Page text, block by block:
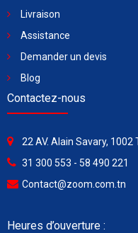
Livraison
Assistance
Demander un devis
Blog
Contactez-nous
22 AV. Alain Savary,
31 300 553 - 58 490 221
Contact@zoom.com.tn
Heures d’ouverture :